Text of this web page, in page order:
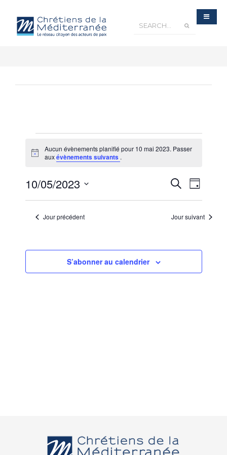
Notice
Aucun évènements planifié pour 10 mai 2023. Passer
auxévènements suivants .
Recherche
et
navigation
Recherche
de
vues
Jour
10/05/2023
date. Jour précédent Jour suivant
S’abonner au calendrier